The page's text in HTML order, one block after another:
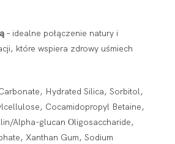
– idealne połączenie natury i
które wspiera zdrowy uśmiech
Hydrated Silica, Sorbitol,
Cocamidopropyl Betaine,
Alpha-glucan Оligosaccharide,
Xanthan Gum, Sodium